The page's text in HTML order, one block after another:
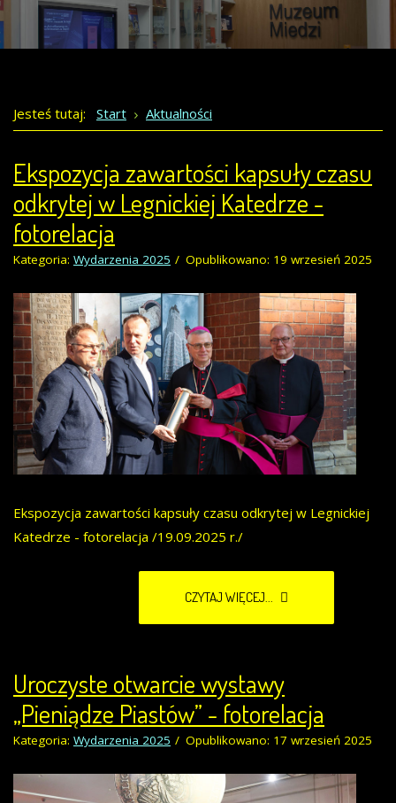
Jesteś tutaj: Start Aktualności
Ekspozycja zawartości kapsuły czasu
odkrytej w Legnickiej Katedrze -
fotorelacja
Kategoria: Wydarzenia 2025 Opublikowano: 19 wrzesień 2025
Ekspozycja zawartości kapsuły czasu odkrytej w Legnickiej
Katedrze - fotorelacja /19.09.2025 r./
CZYTAJ WIĘCEJ...
Uroczyste otwarcie wystawy
„Pieniądze Piastów” - fotorelacja
Kategoria: Wydarzenia 2025 Opublikowano: 17 wrzesień 2025